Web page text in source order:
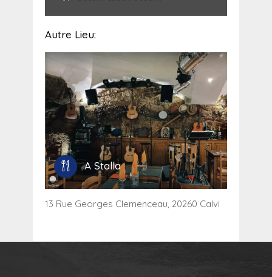
Autre Lieu:
A Stalla
13 Rue Georges Clemenceau, 20260 Calvi